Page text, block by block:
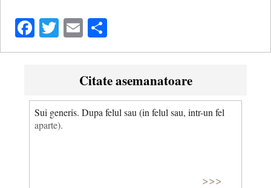
Facebook
Twitter
Email
Citate asemanatoare
Sui generis. Dupa felul sau (in felul sau, intr-un fel
aparte).
>>>